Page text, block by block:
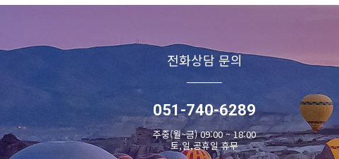
전화상담 문의
051-740-6289
주중(월~금) 09:00 ~ 18:00
토,일,공휴일 휴무